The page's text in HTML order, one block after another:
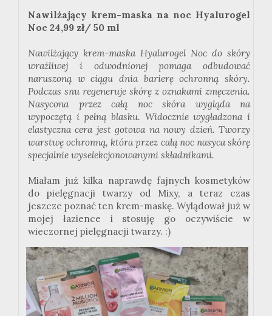
Nawilżający krem-maska na noc Hyalurogel
Noc 24,99 zł/ 50 ml
Nawilżający krem-maska Hyalurogel Noc do skóry
wrażliwej i odwodnionej pomaga odbudować
naruszoną w ciągu dnia barierę ochronną skóry.
Podczas snu regeneruje skórę z oznakami zmęczenia.
Nasycona przez całą noc skóra wygląda na
wypoczętą i pełną blasku. Widocznie wygładzona i
elastyczna cera jest gotowa na nowy dzień. Tworzy
warstwę ochronną, która przez całą noc nasyca skórę
specjalnie wyselekcjonowanymi składnikami.
Miałam już kilka naprawdę fajnych kosmetyków
do pielęgnacji twarzy od Mixy, a teraz czas
jeszcze poznać ten krem-maskę. Wylądował już w
mojej łazience i stosuję go oczywiście w
wieczornej pielęgnacji twarzy. :)